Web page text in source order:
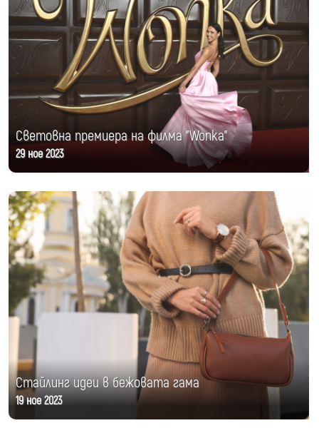
Световна премиера на филма "Wonka"
29 ное 2023
Стайлинг идеи в бежовата гама
19 ное 2023